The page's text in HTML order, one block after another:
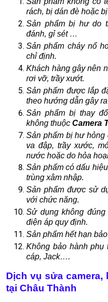
rách, bị dán đè hoặc
Sản phẩm bị hư do
đánh, gỉ sét …
Sản phẩm cháy nổ
chỉ định.
Khách hàng gây nên
rơi vỡ, trầy xướt.
Sản phẩm được lắp
theo hướng dẫn gây
Sản phẩm bị thay
không thuộcCamera
Sản phẩm bị hư
va đập, trầy xước,
nước hoặc do hỏa
Sản phẩm có dấu
trùng xâm nhập.
Sản phẩm được sử
với chức năng.
Sử dụng không
điện áp quy định.
Sản phẩm hết hạn
Không bảo hành phụ
cáp, Jack….
Dịch vụ sửa camera,
tại Châu Thành